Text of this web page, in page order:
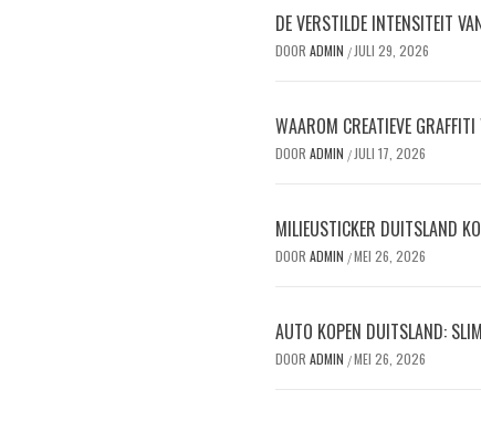
DE VERSTILDE INTENSITEIT
DOOR ADMIN / JULI 29, 2026
WAAROM CREATIEVE
DOOR ADMIN / JULI 17, 2026
MILIEUSTICKER DUITSLAND
DOOR ADMIN /MEI 26, 2026
AUTO KOPEN DUITSLAND:
DOOR ADMIN /MEI 26, 2026